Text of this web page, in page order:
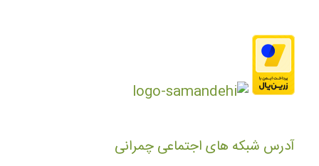
آدرس شبکه های اجتماعی چمرانی